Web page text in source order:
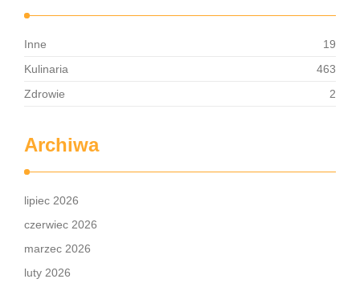
Inne
19
Kulinaria
463
Zdrowie
2
Archiwa
lipiec 2026
czerwiec 2026
marzec 2026
luty 2026